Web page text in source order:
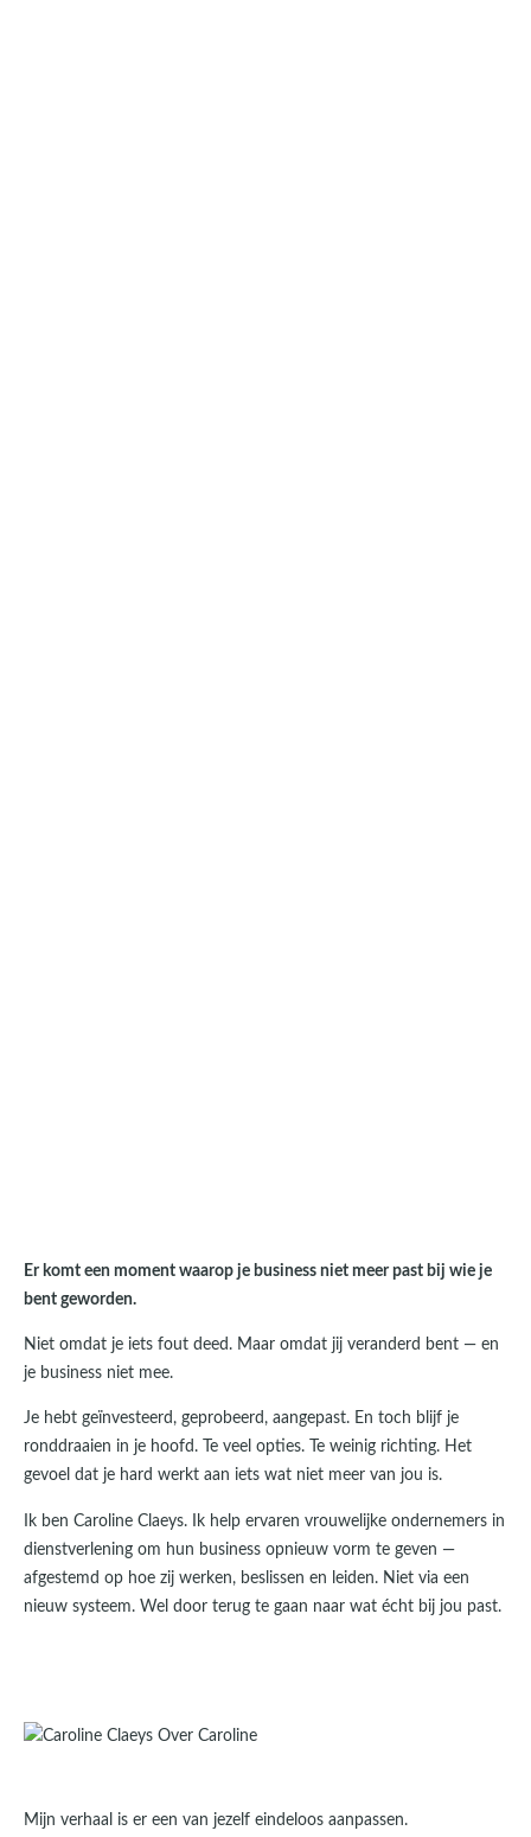
Er komt een moment waarop je business niet meer past bij wie je
bent geworden.
Niet omdat je iets fout deed. Maar omdat jij veranderd bent — en
je business niet mee.
Je hebt geïnvesteerd, geprobeerd, aangepast. En toch blijf je
ronddraaien in je hoofd. Te veel opties. Te weinig richting. Het
gevoel dat je hard werkt aan iets wat niet meer van jou is.
Ik ben Caroline Claeys. Ik help ervaren vrouwelijke ondernemers in
dienstverlening om hun business opnieuw vorm te geven —
afgestemd op hoe zij werken, beslissen en leiden. Niet via een
nieuw systeem. Wel door terug te gaan naar wat écht bij jou past.
Mijn verhaal is er een van jezelf eindeloos aanpassen.